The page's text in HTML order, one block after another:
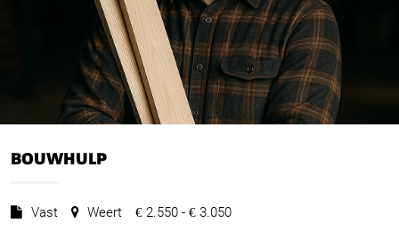
BOUWHULP
Vast Weert € 2.550 - € 3.050